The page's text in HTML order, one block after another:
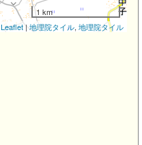
1 km
Leaflet | 地理院タイル, 地理院タイル